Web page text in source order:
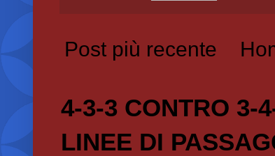
Post più recente
4-3-3 CONTRO 3-
LINEE DI